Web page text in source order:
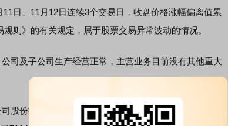
日、11月12日连续3个交易日，收盘价格涨幅偏离值累
规则》的有关规定，属于股票交易异常波动的情况。
及子公司生产经营正常，主营业务目前没有其他重大
份拍卖事项，已于10月17日完成，深圳天微投资合伙